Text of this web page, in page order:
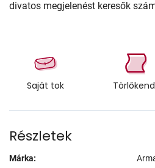
divatos megjelenést keresők
Saját tok
Részletek
Márka: